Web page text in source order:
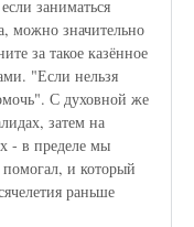
заниматься
можно значительно
за такое казённое
"Если нельзя
С духовной же
затем на
- в пределе мы
и который
раньше